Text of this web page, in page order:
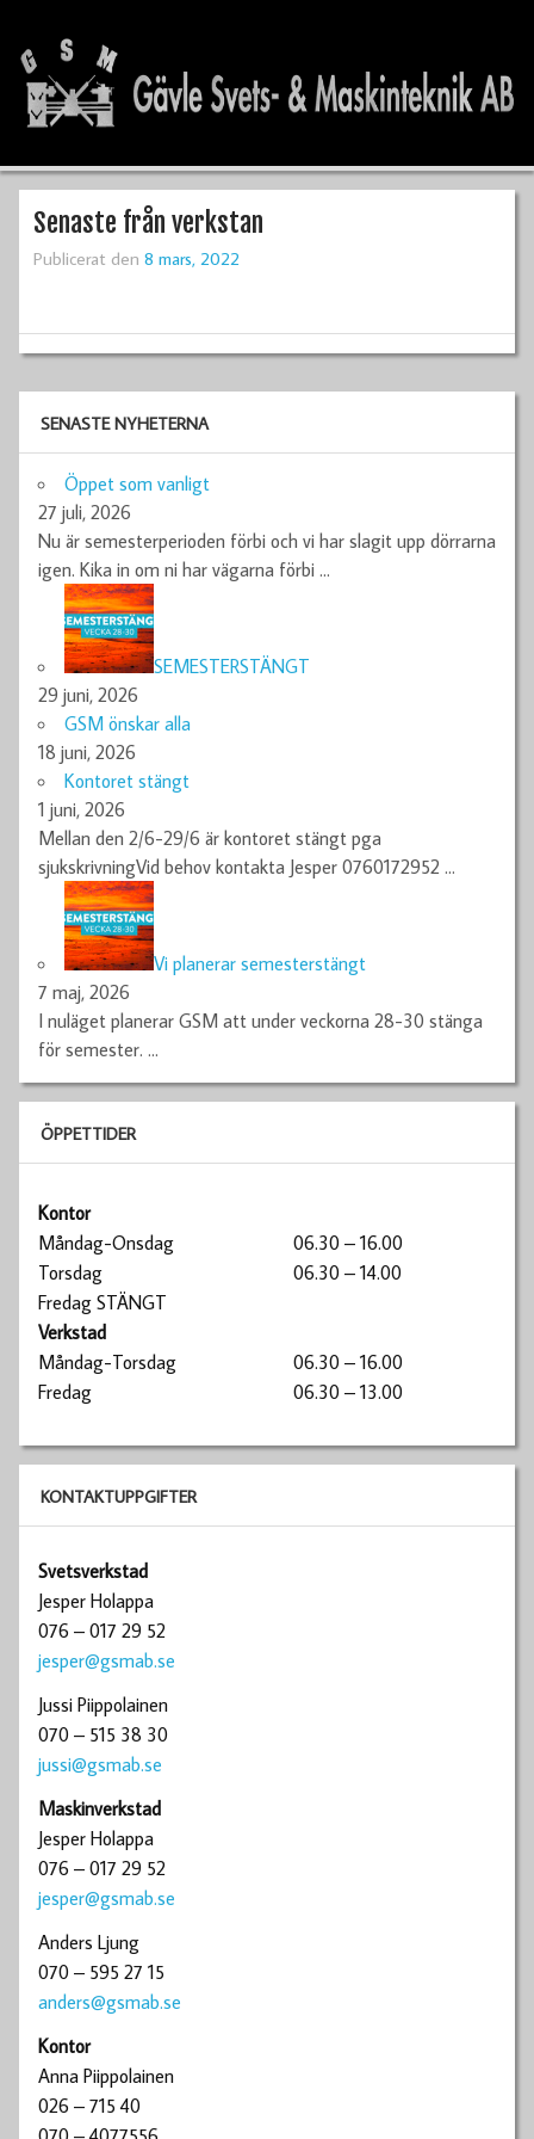
Senaste från verkstan
Publicerat den 8 mars, 2022
SENASTE NYHETERNA
Öppet som vanligt
27 juli, 2026
Nu är semesterperioden förbi och vi har slagit upp dörrarna
igen. Kika in om ni har vägarna förbi …
SEMESTERSTÄNGT
29 juni, 2026
GSM önskar alla
18 juni, 2026
Kontoret stängt
1 juni, 2026
Mellan den 2/6-29/6 är kontoret stängt pga
sjukskrivningVid behov kontakta Jesper 0760172952 …
Vi planerar semesterstängt
7 maj, 2026
I nuläget planerar GSM att under veckorna 28-30 stänga
för semester. …
ÖPPETTIDER
Kontor
Måndag-Onsdag
06.30 – 16.00
Torsdag
06.30 – 14.00
Fredag STÄNGT
Verkstad
Måndag-Torsdag
06.30 – 16.00
Fredag
06.30 – 13.00
KONTAKTUPPGIFTER
Svetsverkstad
Jesper Holappa
076 – 017 29 52
jesper@gsmab.se
Jussi Piippolainen
070 – 515 38 30
jussi@gsmab.se
Maskinverkstad
Jesper Holappa
076 – 017 29 52
jesper@gsmab.se
Anders Ljung
070 – 595 27 15
anders@gsmab.se
Kontor
Anna Piippolainen
026 – 715 40